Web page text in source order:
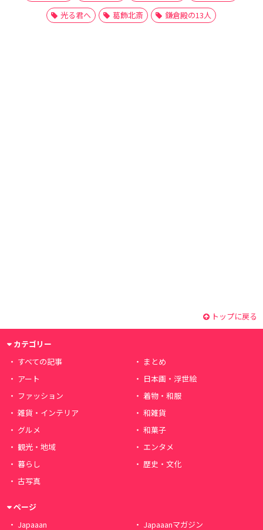
光る君へ
葛飾北斎 鎌倉殿の13人
トップに戻る
カテゴリー
すべての記事
まとめ
アート
日本画・浮世絵
ファッション
着物・和服
雑貨・インテリア
和雑貨
グルメ
和菓子
観光・地域
エンタメ
暮らし
歴史・文化
古写真
ページ
Japaaan
Japaaanマガジン